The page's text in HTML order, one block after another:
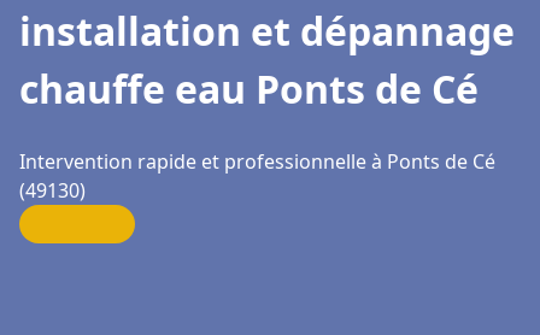
installation et dépannage
chauffe eau Ponts de Cé
Intervention rapide et professionnelle à Ponts de Cé
(49130)